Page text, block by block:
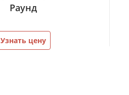
Раунд
Узнать цену